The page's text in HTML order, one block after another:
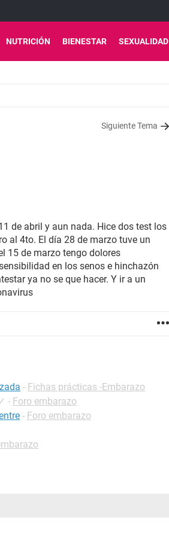
NUTRICIÓN BIENESTAR SEXUALIDAD
Siguiente Tema
de abril y aun nada. Hice dos test los
al 4to. El día 28 de marzo tuve un
15 de marzo tengo dolores
en los senos e hinchazón
ya no se que hacer. Y ir a un
- Fichas prácticas -Embarazo
✓ - Foro embarazo
- Foro embarazo